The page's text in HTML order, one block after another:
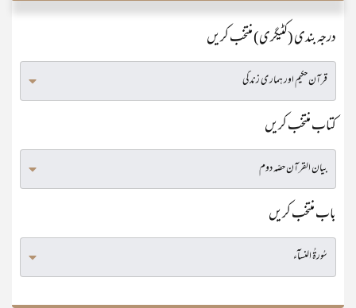
درجہ بندی (کٹیگری) منتخب کریں
کتاب منتخب کریں
باب منتخب کریں